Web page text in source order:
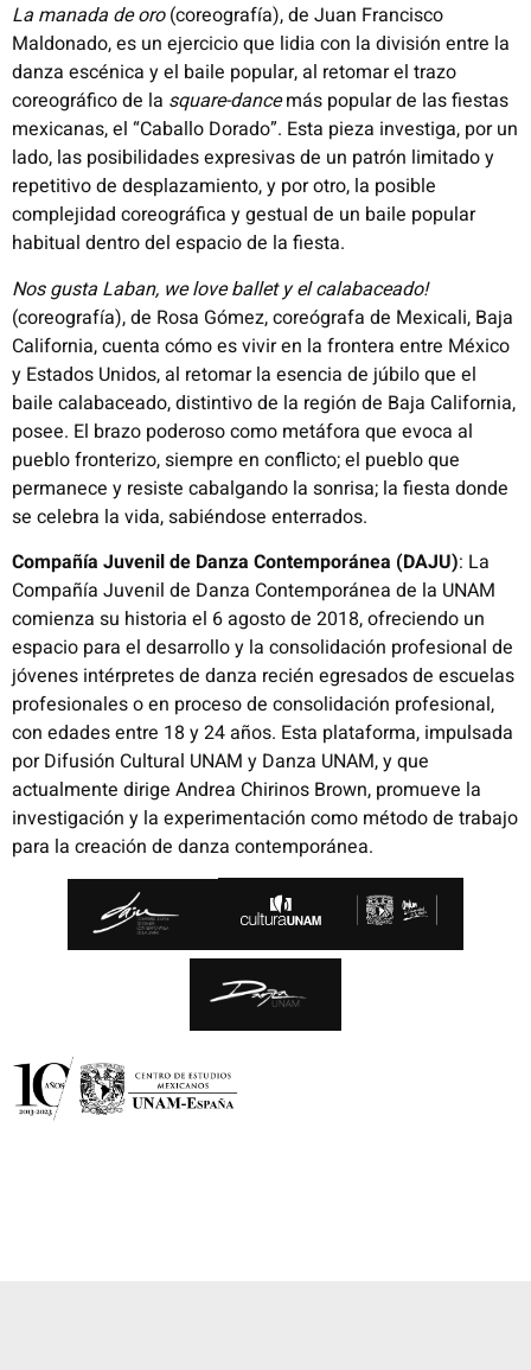
La manada de oro(coreografía), de Juan Francisco
Maldonado, es un ejercicio que lidia con la división entre la
danza escénica y el baile popular, al retomar el trazo
coreográfico de la square-dancemás popular de las fiestas
mexicanas, el “Caballo Dorado”. Esta pieza investiga, por un
lado, las posibilidades expresivas de un patrón limitado y
repetitivo de desplazamiento, y por otro, la posible
complejidad coreográfica y gestual de un baile popular
habitual dentro del espacio de la fiesta.
Nos gusta Laban, we love ballet y el calabaceado!
(coreografía), de Rosa Gómez, coreógrafa de Mexicali, Baja
California, cuenta cómo es vivir en la frontera entre México
y Estados Unidos, al retomar la esencia de júbilo que el
baile calabaceado, distintivo de la región de Baja California,
posee. El brazo poderoso como metáfora que evoca al
pueblo fronterizo, siempre en conflicto; el pueblo que
permanece y resiste cabalgando la sonrisa; la fiesta donde
se celebra la vida, sabiéndose enterrados.
Compañía Juvenil de Danza Contemporánea (DAJU): La
Compañía Juvenil de Danza Contemporánea de la UNAM
comienza su historia el 6 agosto de 2018, ofreciendo un
espacio para el desarrollo y la consolidación profesional de
jóvenes intérpretes de danza recién egresados de escuelas
profesionales o en proceso de consolidación profesional,
con edades entre 18 y 24 años. Esta plataforma, impulsada
por Difusión Cultural UNAM y Danza UNAM, y que
actualmente dirige Andrea Chirinos Brown, promueve la
investigación y la experimentación como método de trabajo
para la creación de danza contemporánea.